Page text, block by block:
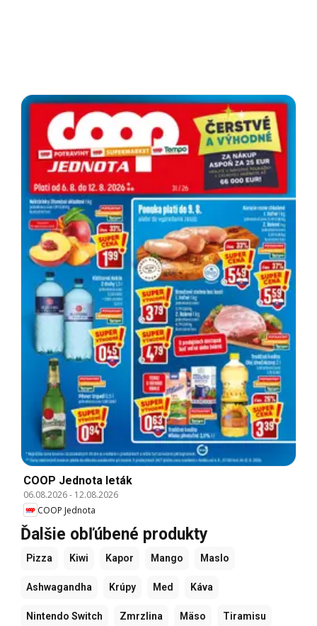
COOP Jednota leták
06.08.2026- 12.08.2026
COOP Jednota
Ďalšie obľúbené produkty
Pizza Kiwi Kapor Mango Maslo
Ashwagandha Krúpy Med Káva
Nintendo Switch Zmrzlina Mäso Tiramisu